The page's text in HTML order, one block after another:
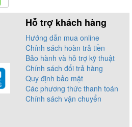
Hỗ trợ khách hàng
Hướng dẫn mua online
Chính sách hoàn trả tiền
Bảo hành và hỗ trợ kỹ thuật
Chính sách đổi trả hàng
Quy định bảo mật
Các phương thức thanh toán
Chính sách vận chuyển